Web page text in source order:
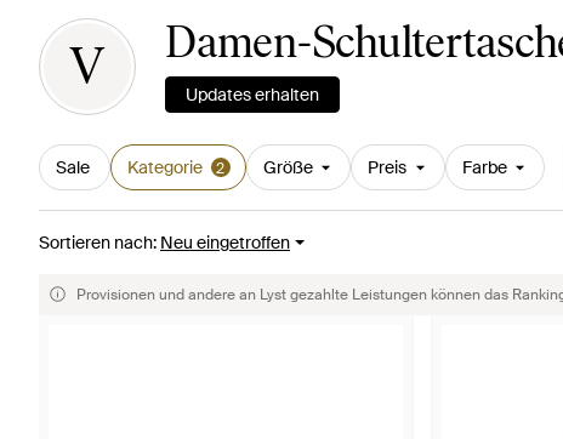
V Damen-
Updates erhalten
Sale Kategorie 2 Größe Preis Farbe
Sortieren nach: Neu eingetroffen
Provisionen und andere an Lyst gezahlte Leistungen können das